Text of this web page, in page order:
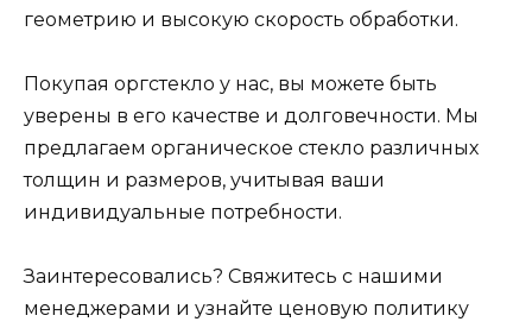
геометрию и высокую скорость обработки.
Покупая оргстекло у нас, вы можете быть
уверены в его качестве и долговечности. Мы
предлагаем органическое стекло различных
толщин и размеров, учитывая ваши
индивидуальные потребности.
Заинтересовались? Свяжитесь с нашими
менеджерами и узнайте ценовую политику